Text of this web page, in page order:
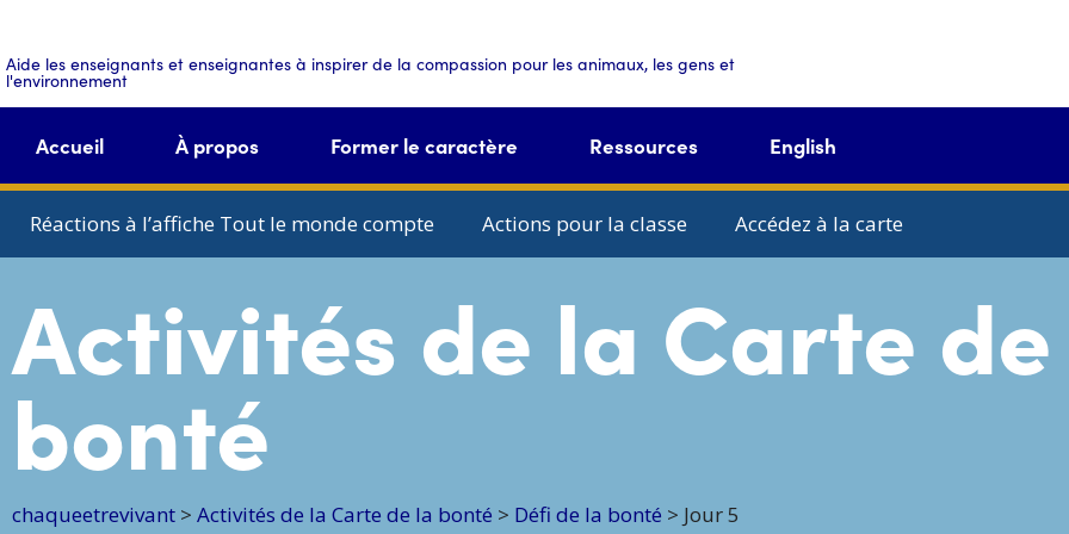
Aide les enseignants et enseignantes à inspirer de la compassion pour les animaux, les gens et
l'environnement
Accueil À propos Former le caractère Ressources English
Réactions à l’affiche Tout le monde compte Actions pour la classe Accédez à la carte
Activités de la Carte
bonté
chaqueetrevivant > Activités de la Carte de la bonté > Défi de la bonté > Jour 5